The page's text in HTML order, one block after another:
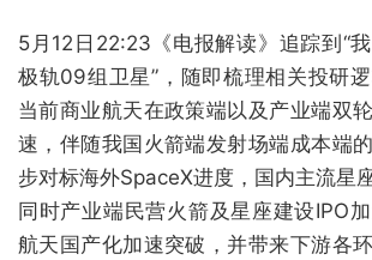
5月12日22:23《电报解读》追踪到“
极轨09组卫星”，随即梳理相关投研
当前商业航天在政策端以及产业端双
速，伴随我国火箭端发射场端成本端
步对标海外SpaceX进度，国内主流星
同时产业端民营火箭及星座建设IPO
航天国产化加速突破，并带来下游各